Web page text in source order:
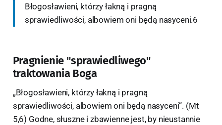
Błogosławieni, którzy łakną i pragną
sprawiedliwości, albowiem oni będą nasyceni.6
Pragnienie "sprawiedliwego"
traktowania Boga
„Błogosławieni, którzy łakną i pragną
sprawiedliwości, albowiem oni będą nasyceni”. (Mt
5,6) Godne, słuszne i zbawienne jest, by nieustannie